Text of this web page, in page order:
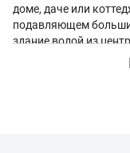
доме, даче или
подавляющем
здание водой из
вода добывается из
назначения